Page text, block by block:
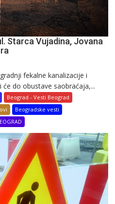
Starca Vujadina, Jovana
fekalne kanalizacije i
do obustave saobraćaja,...
Beograd - Vesti Beograd
Beogradske vesti